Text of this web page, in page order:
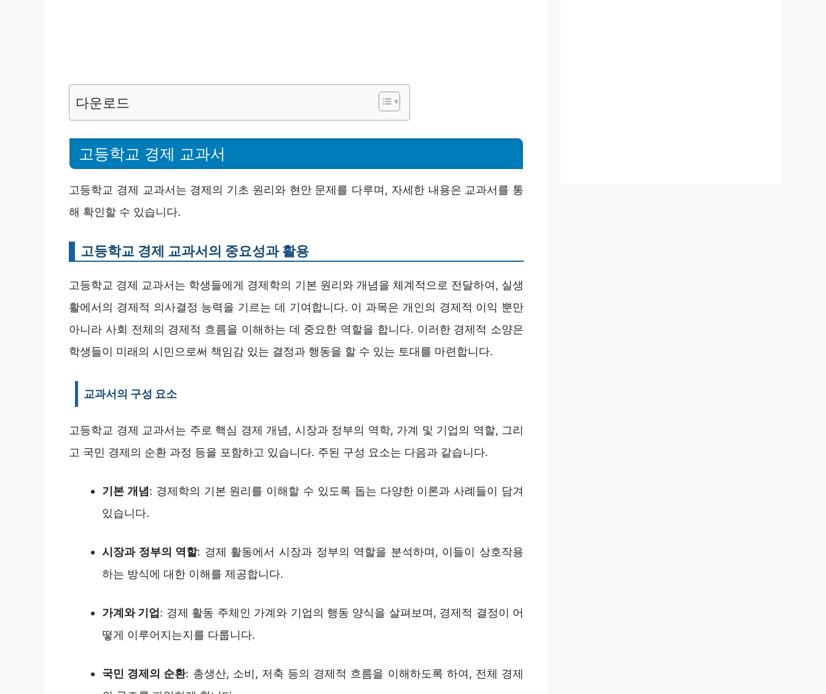
다운로드
고등학교 경제 교과서
고등학교 경제 교과서는 경제의 기초 원리와 현안 문제를 다루며, 자세한 내용은 교과서를 통
해 확인할 수 있습니다.
고등학교 경제 교과서의 중요성과 활용
고등학교 경제 교과서는 학생들에게 경제학의 기본 원리와 개념을 체계적으로 전달하여, 실생
활에서의 경제적 의사결정 능력을 기르는 데 기여합니다. 이 과목은 개인의 경제적 이익 뿐만
아니라 사회 전체의 경제적 흐름을 이해하는 데 중요한 역할을 합니다. 이러한 경제적 소양은
학생들이 미래의 시민으로써 책임감 있는 결정과 행동을 할 수 있는 토대를 마련합니다.
교과서의 구성 요소
고등학교 경제 교과서는 주로 핵심 경제 개념, 시장과 정부의 역학, 가계 및 기업의 역할, 그리
고 국민 경제의 순환 과정 등을 포함하고 있습니다. 주된 구성 요소는 다음과 같습니다.
기본 개념 : 경제학의 기본 원리를 이해할 수 있도록 돕는 다양한 이론과 사례들이 담겨
있습니다.
시장과 정부의 역할: 경제 활동에서 시장과 정부의 역할을 분석하며, 이들이 상호작용
하는 방식에 대한 이해를 제공합니다.
가계와 기업 : 경제 활동 주체인 가계와 기업의 행동 양식을 살펴보며, 경제적 결정이 어
떻게 이루어지는지를 다룹니다.
국민 경제의 순환: 총생산, 소비, 저축 등의 경제적 흐름을 이해하도록 하여, 전체 경제